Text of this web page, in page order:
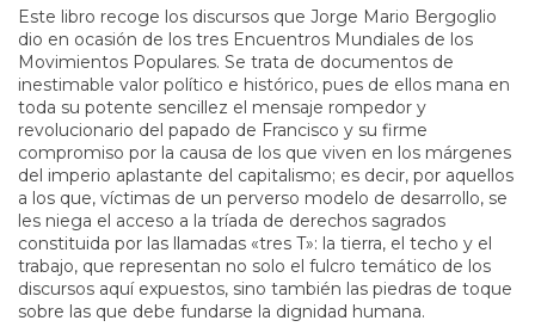
Este libro recoge los discursos que Jorge Mario Bergoglio
dio en ocasión de los tres Encuentros Mundiales de los
Movimientos Populares. Se trata de documentos de
inestimable valor político e histórico, pues de ellos mana en
toda su potente sencillez el mensaje rompedor y
revolucionario del papado de Francisco y su firme
compromiso por la causa de los que viven en los márgenes
del imperio aplastante del capitalismo; es decir, por aquellos
a los que, víctimas de un perverso modelo de desarrollo, se
les niega el acceso a la tríada de derechos sagrados
constituida por las llamadas «tres T»: la tierra, el techo y el
trabajo, que representan no solo el fulcro temático de los
discursos aquí expuestos, sino también las piedras de toque
sobre las que debe fundarse la dignidad humana.